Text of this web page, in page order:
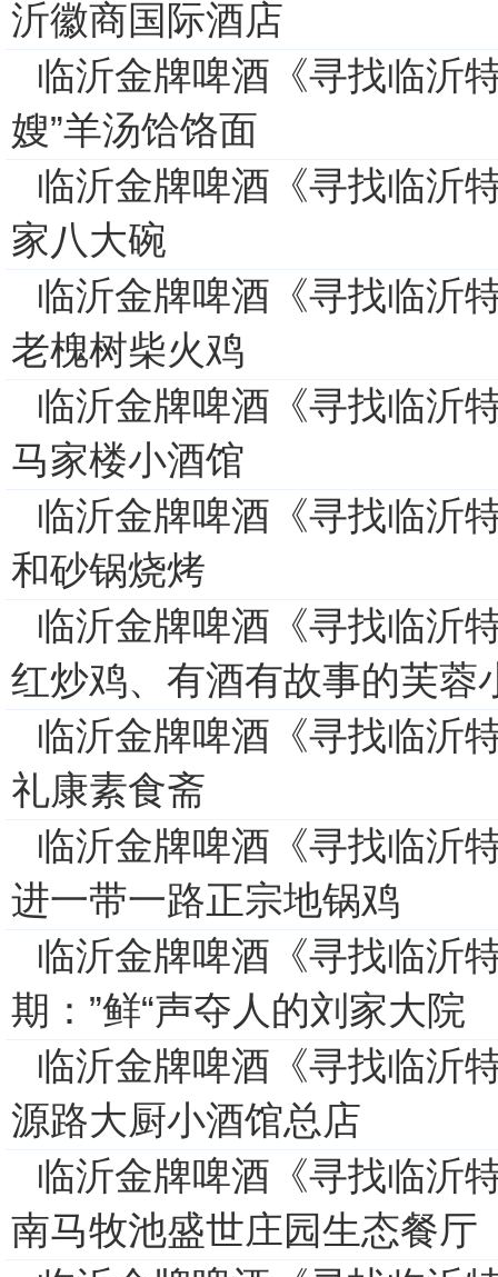
沂徽商国际酒店
临沂金牌啤酒《寻找临沂
嫂”羊汤饸饹面
临沂金牌啤酒《寻找临沂
家八大碗
临沂金牌啤酒《寻找临沂
老槐树柴火鸡
临沂金牌啤酒《寻找临沂
马家楼小酒馆
临沂金牌啤酒《寻找临沂
和砂锅烧烤
临沂金牌啤酒《寻找临沂
红炒鸡、有酒有故事的芙蓉
临沂金牌啤酒《寻找临沂
礼康素食斋
临沂金牌啤酒《寻找临沂
进一带一路正宗地锅鸡
临沂金牌啤酒《寻找临沂
期：”鲜“声夺人的刘家大院
临沂金牌啤酒《寻找临沂
源路大厨小酒馆总店
临沂金牌啤酒《寻找临沂
南马牧池盛世庄园生态餐厅